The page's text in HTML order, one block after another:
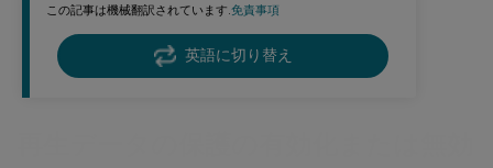
この記事は機械翻訳されています.免責事項
英語に切り替え